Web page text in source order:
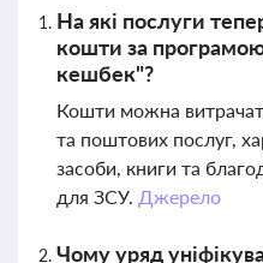
На які послуги
кошти за
кешбек"?
Кошти можна
та поштових послуг,
засоби, книги та
для ЗСУ. Джерело
Чому уряд